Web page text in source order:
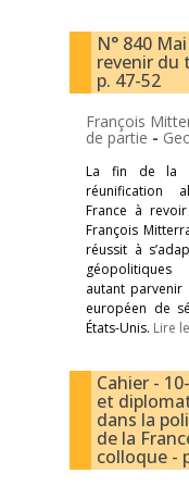
N° 840
revenir du
p. 47-52
François
de partie -
La fin de la
réunification
France à
François
réussit à
autant parvenir
européen de
États-Unis. Lire
Cahier -
et
dans la
de la
colloque -